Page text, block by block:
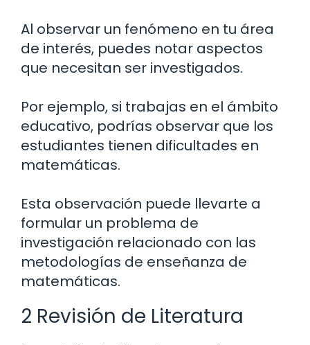
Al observar un fenómeno en tu área
de interés, puedes notar aspectos
que necesitan ser investigados.
Por ejemplo, si trabajas en el ámbito
educativo, podrías observar que los
estudiantes tienen dificultades en
matemáticas.
Esta observación puede llevarte a
formular un problema de
investigación relacionado con las
metodologías de enseñanza de
matemáticas.
2 Revisión de Literatura